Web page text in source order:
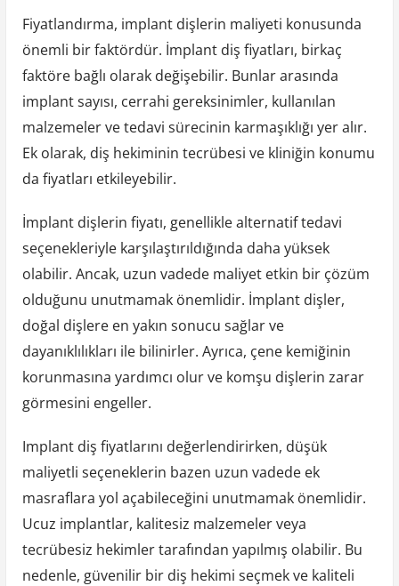
Fiyatlandırma, implant dişlerin maliyeti konusunda
önemli bir faktördür. İmplant diş fiyatları, birkaç
faktöre bağlı olarak değişebilir. Bunlar arasında
implant sayısı, cerrahi gereksinimler, kullanılan
malzemeler ve tedavi sürecinin karmaşıklığı yer alır.
Ek olarak, diş hekiminin tecrübesi ve kliniğin konumu
da fiyatları etkileyebilir.
İmplant dişlerin fiyatı, genellikle alternatif tedavi
seçenekleriyle karşılaştırıldığında daha yüksek
olabilir. Ancak, uzun vadede maliyet etkin bir çözüm
olduğunu unutmamak önemlidir. İmplant dişler,
doğal dişlere en yakın sonucu sağlar ve
dayanıklılıkları ile bilinirler. Ayrıca, çene kemiğinin
korunmasına yardımcı olur ve komşu dişlerin zarar
görmesini engeller.
Implant diş fiyatlarını değerlendirirken, düşük
maliyetli seçeneklerin bazen uzun vadede ek
masraflara yol açabileceğini unutmamak önemlidir.
Ucuz implantlar, kalitesiz malzemeler veya
tecrübesiz hekimler tarafından yapılmış olabilir. Bu
nedenle, güvenilir bir diş hekimi seçmek ve kaliteli